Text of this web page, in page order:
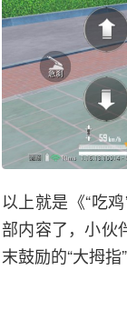
以上就是《“吃
部内容了，小伙
末鼓励的“大拇